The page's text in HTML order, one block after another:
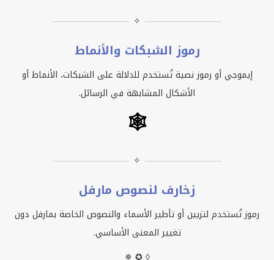
✧
رموز الشبكات والأنماط
إيموجي أو رموز نصية تُستخدم للدلالة على الشبكات، الأنماط أو
الأشكال المشابهة في الرسائل.
🕸
✧
زخارف لنصوص مارفل
رموز تُستخدم لتزيين أو تأطير الأسماء والنصوص الخاصة بمارفل دون
تغيير المعنى الأساسي.